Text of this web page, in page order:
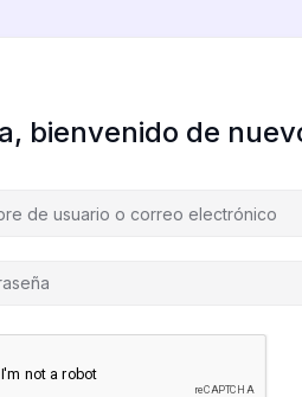
bienvenido de